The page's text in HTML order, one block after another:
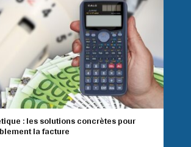
: les solutions concrètes pour
la facture